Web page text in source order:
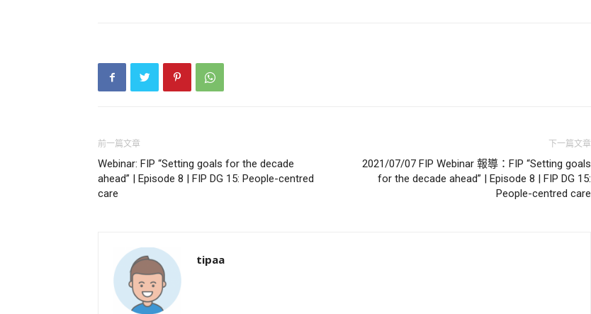
前一篇文章
Webinar: FIP “Setting goals for the decade
ahead” | Episode 8 | FIP DG 15: People-centred
care
下一篇文章
2021/07/07 FIP Webinar 報導：FIP “Setting goals
for the decade ahead” | Episode 8 | FIP DG 15:
People-centred care
tipaa